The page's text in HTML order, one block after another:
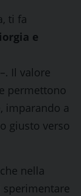
ti fa
e
Il valore
permettono
imparando a
giusto verso
nella